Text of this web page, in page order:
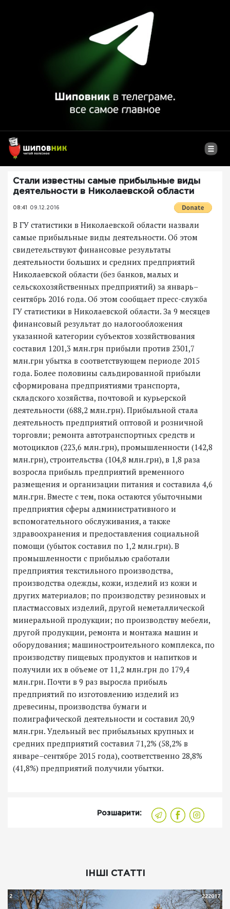
Стали известны самые прибыльные виды
деятельности в Николаевской области
08:41 09.12.2016
В ГУ статистики в Николаевской области назвали
самые прибыльные виды деятельности. Об этом
свидетельствуют финансовые результаты
деятельности больших и средних предприятий
Николаевской области (без банков, малых и
сельскохозяйственных предприятий) за январь–
сентябрь 2016 года. Об этом сообщает пресс-служба
ГУ статистики в Николаевской области. За 9 месяцев
финансовый результат до налогообложения
указанной категории субъектов хозяйствования
составил 1201,3 млн.грн прибыли против 2301,7
млн.грн убытка в соответствующем периоде 2015
года. Более половины сальдированной прибыли
сформирована предприятиями транспорта,
складского хозяйства, почтовой и курьерской
деятельности (688,2 млн.грн). Прибыльной стала
деятельность предприятий оптовой и розничной
торговли; ремонта автотранспортных средств и
мотоциклов (223,6 млн.грн), промышленности (142,8
млн.грн), строительства (104,8 млн.грн), в 1,8 раза
возросла прибыль предприятий временного
размещения и организации питания и составила 4,6
млн.грн. Вместе с тем, пока остаются убыточными
предприятия сферы административного и
вспомогательного обслуживания, а также
здравоохранения и предоставления социальной
помощи (убыток составил по 1,2 млн.грн). В
промышленности с прибылью сработали
предприятия текстильного производства,
производства одежды, кожи, изделий из кожи и
других материалов; по производству резиновых и
пластмассовых изделий, другой неметаллической
минеральной продукции; по производству мебели,
другой продукции, ремонта и монтажа машин и
оборудования; машиностроительного комплекса, по
производству пищевых продуктов и напитков и
получили их в объеме от 11,2 млн.грн до 179,4
млн.грн. Почти в 9 раз выросла прибыль
предприятий по изготовлению изделий из
древесины, производства бумаги и
полиграфической деятельности и составил 20,9
млн.грн. Удельный вес прибыльных крупных и
средних предприятий составил 71,2% (58,2% в
январе–сентябре 2015 года), соответственно 28,8%
(41,8%) предприятий получили убытки.
Розшарити:
ІНШІ СТАТТІ